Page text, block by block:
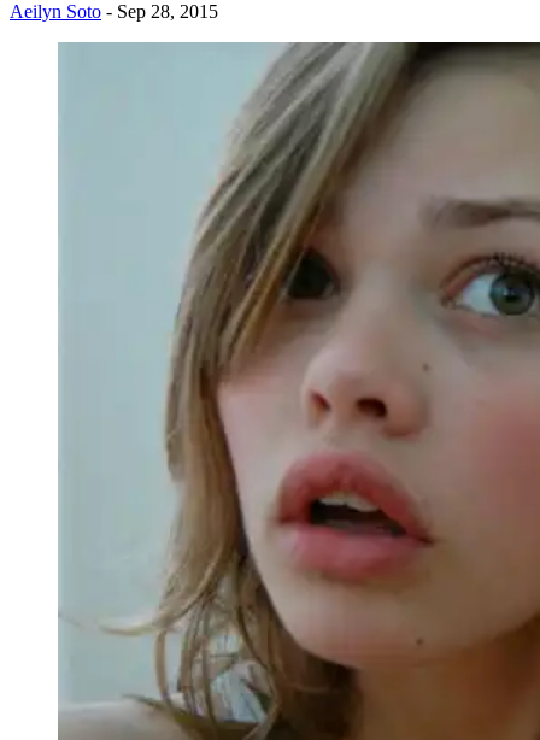
Aeilyn Soto - Sep 28, 2015